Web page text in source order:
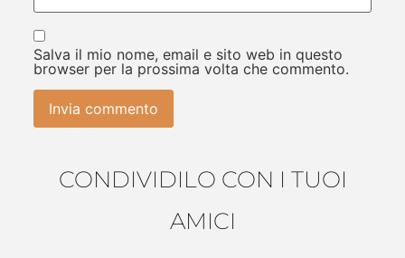
Salva il mio nome, email e sito web in questo
browser per la prossima volta che commento.
CONDIVIDILO CON I TUOI
AMICI